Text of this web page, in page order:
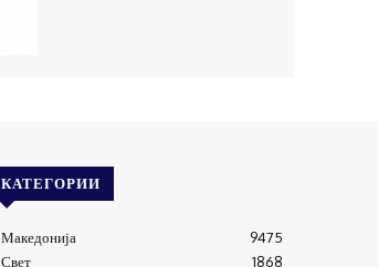
КАТЕГОРИИ
Македонија
9475
Свет
1868